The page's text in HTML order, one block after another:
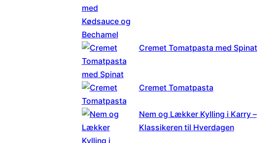
Cremet Tomatpasta med Spinat
Cremet Tomatpasta
Nem og Lækker Kylling i Karry –
Klassikeren til Hverdagen